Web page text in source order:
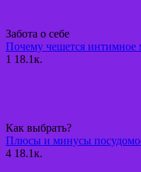
Забота о себе
Почему чешется интимное
1 18.1к.
Как выбрать?
Плюсы и минусы
4 18.1к.